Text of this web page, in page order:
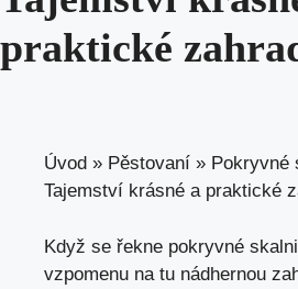
praktické
Úvod » Pěstovaní » Pokryvné
Tajemství krásné a praktické
Když se řekne pokryvné
vzpomenu na tu nádhernou